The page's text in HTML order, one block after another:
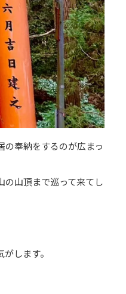
奉納をするのが広まっ
の山頂まで巡って来てし
します。